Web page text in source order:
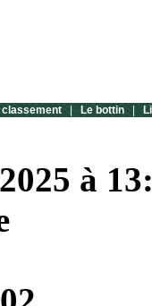
classement | Le bottin |
à